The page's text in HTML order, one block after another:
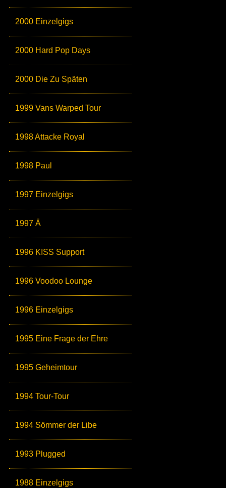
2000 Einzelgigs
2000 Hard Pop Days
2000 Die Zu Späten
1999 Vans Warped Tour
1998 Attacke Royal
1998 Paul
1997 Einzelgigs
1997 Ä
1996 KISS Support
1996 Voodoo Lounge
1996 Einzelgigs
1995 Eine Frage der Ehre
1995 Geheimtour
1994 Tour-Tour
1994 Sömmer der Libe
1993 Plugged
1988 Einzelgigs